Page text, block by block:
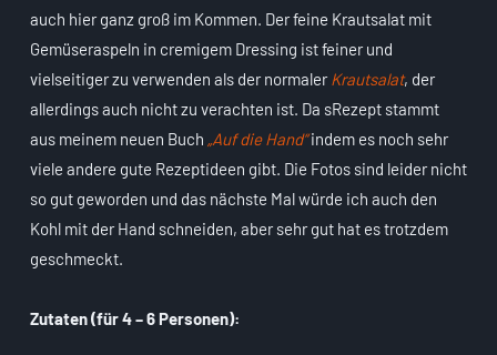
auch hier ganz groß im Kommen. Der feine Krautsalat mit
Gemüseraspeln in cremigem Dressing ist feiner und
vielseitiger zu verwenden als der normaler Krautsalat, der
allerdings auch nicht zu verachten ist. Da sRezept stammt
aus meinem neuen Buch „Auf die Hand“ indem es noch sehr
viele andere gute Rezeptideen gibt. Die Fotos sind leider nicht
so gut geworden und das nächste Mal würde ich auch den
Kohl mit der Hand schneiden, aber sehr gut hat es trotzdem
geschmeckt.
Zutaten (für 4 – 6 Personen):